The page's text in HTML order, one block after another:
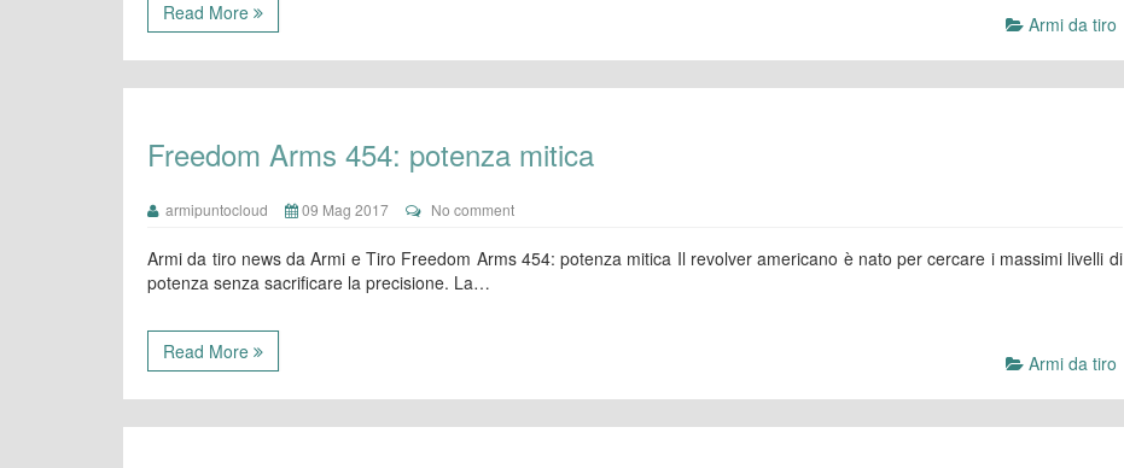
Read More Armi da tiro
Freedom Arms 454: potenza mitica
armipuntocloud 09 Mag 2017 No comment
Armi da tiro news da Armi e Tiro Freedom Arms 454: potenza mitica Il revolver americano è nato per cercare i massimi livelli di
potenza senza sacrificare la precisione. La…
Read More Armi da tiro